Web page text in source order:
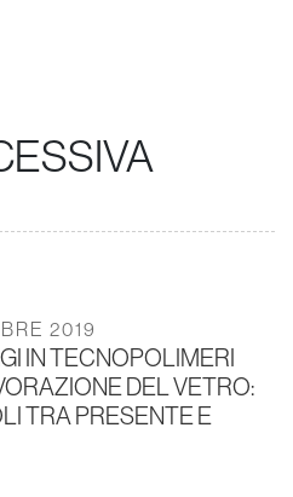
2019
IN TECNOPOLIMERI
DEL VETRO:
TRA PRESENTE E